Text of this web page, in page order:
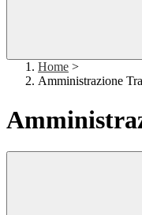
Home >
Amministrazione